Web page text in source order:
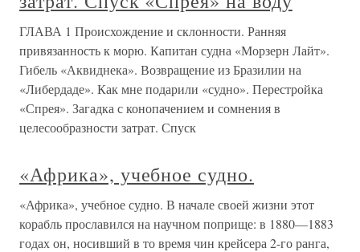
ГЛАВА 1 Происхождение и склонности. Ранняя
привязанность к морю. Капитан судна «Морзерн Лайт».
Гибель «Аквиднека». Возвращение из Бразилии на
«Либердаде». Как мне подарили «судно». Перестройка
«Спрея». Загадка с конопачением и сомнения в
целесообразности затрат. Спуск
«Африка», учебное судно.
«Африка», учебное судно. В начале своей жизни этот
корабль прославился на научном поприще: в 1880—1883
годах он, носивший в то время чин крейсера 2-го ранга,